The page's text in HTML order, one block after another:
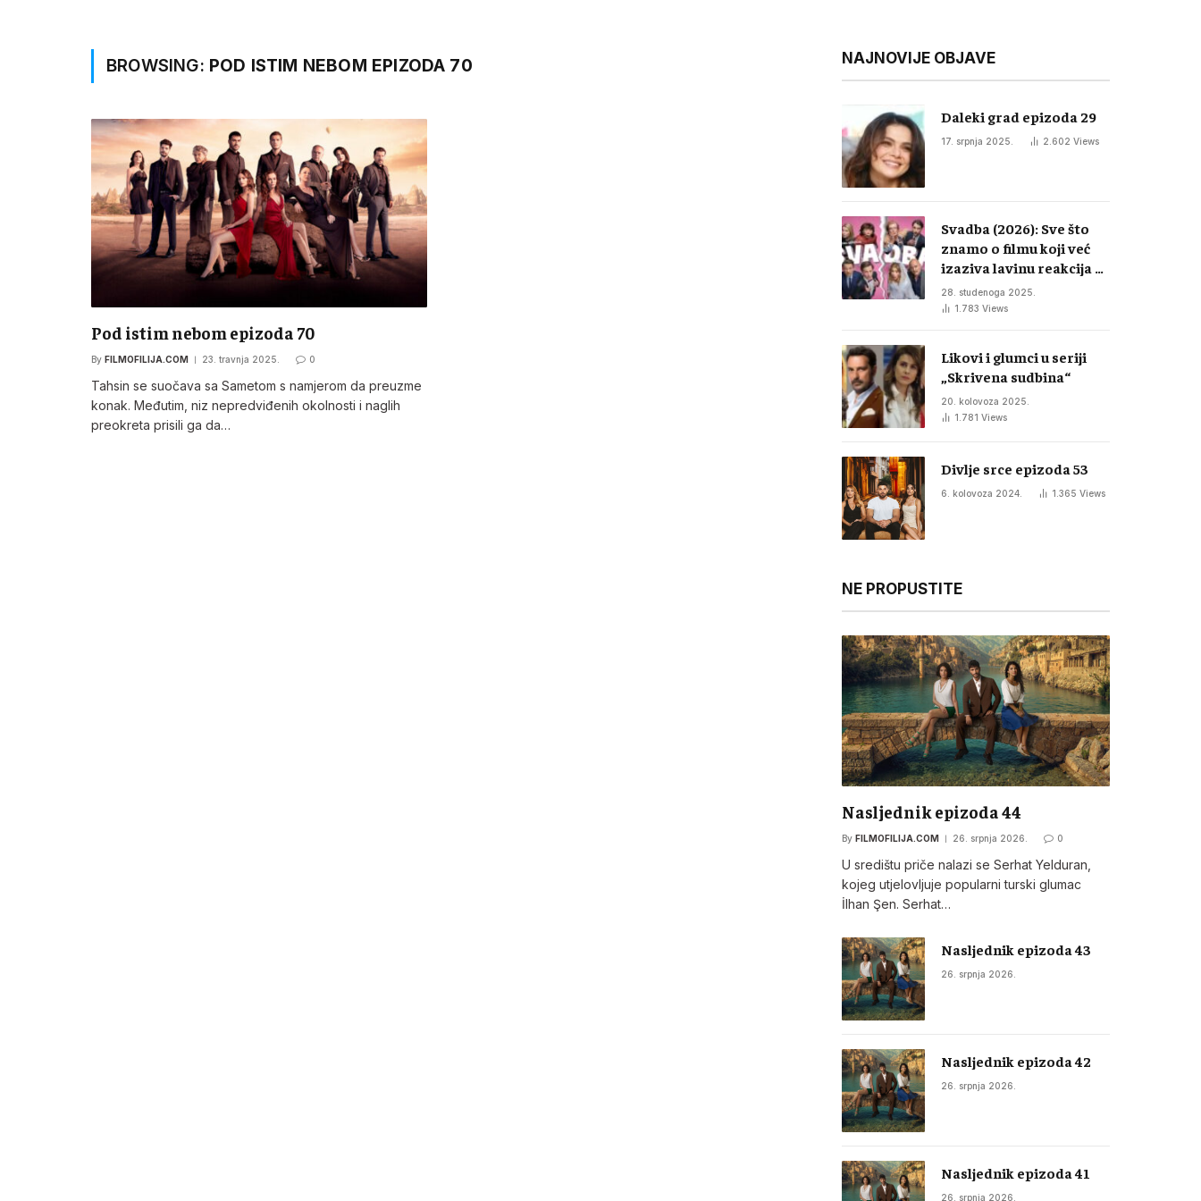
BROWSING: POD ISTIM NEBOM EPIZODA 70
Pod istim nebom epizoda 70
By FILMOFILIJA.COM 23. travnja 2025. 0
Tahsin se suočava sa Sametom s namjerom da preuzme
konak. Međutim, niz nepredviđenih okolnosti i naglih
preokreta prisili ga da…
NAJNOVIJE OBJAVE
Daleki grad epizoda 29
17. srpnja 2025. 2.602 Views
Svadba (2026): Sve što
znamo o filmu koji već
izaziva lavinu reakcija u
regiji
28. studenoga 2025.
1.783 Views
Likovi i glumci u seriji
„Skrivena sudbina“
20. kolovoza 2025.
1.781 Views
Divlje srce epizoda 53
6. kolovoza 2024. 1.365 Views
NE PROPUSTITE
Nasljednik epizoda 44
By FILMOFILIJA.COM 26. srpnja 2026. 0
U središtu priče nalazi se Serhat Yelduran,
kojeg utjelovljuje popularni turski glumac
İlhan Şen. Serhat…
Nasljednik epizoda 43
26. srpnja 2026.
Nasljednik epizoda 42
26. srpnja 2026.
Nasljednik epizoda 41
26. srpnja 2026.